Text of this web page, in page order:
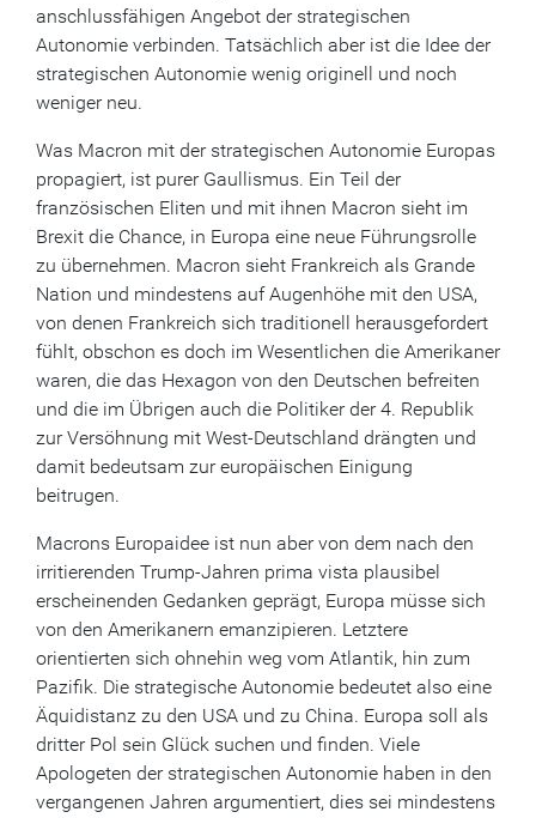
anschlussfähigen Angebot der strategischen
Autonomie verbinden. Tatsächlich aber ist die Idee der
strategischen Autonomie wenig originell und noch
weniger neu.
Was Macron mit der strategischen Autonomie Europas
propagiert, ist purer Gaullismus. Ein Teil der
französischen Eliten und mit ihnen Macron sieht im
Brexit die Chance, in Europa eine neue Führungsrolle
zu übernehmen. Macron sieht Frankreich als Grande
Nation und mindestens auf Augenhöhe mit den USA,
von denen Frankreich sich traditionell herausgefordert
fühlt, obschon es doch im Wesentlichen die Amerikaner
waren, die das Hexagon von den Deutschen befreiten
und die im Übrigen auch die Politiker der 4. Republik
zur Versöhnung mit West-Deutschland drängten und
damit bedeutsam zur europäischen Einigung
beitrugen.
Macrons Europaidee ist nun aber von dem nach den
irritierenden Trump-Jahren prima vista plausibel
erscheinenden Gedanken geprägt, Europa müsse sich
von den Amerikanern emanzipieren. Letztere
orientierten sich ohnehin weg vom Atlantik, hin zum
Pazifik. Die strategische Autonomie bedeutet also eine
Äquidistanz zu den USA und zu China. Europa soll als
dritter Pol sein Glück suchen und finden. Viele
Apologeten der strategischen Autonomie haben in den
vergangenen Jahren argumentiert, dies sei mindestens